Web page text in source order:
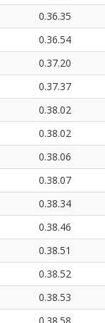
0.36.35
0.36.54
0.37.20
0.37.37
0.38.02
0.38.02
0.38.06
0.38.07
0.38.34
0.38.46
0.38.51
0.38.52
0.38.53